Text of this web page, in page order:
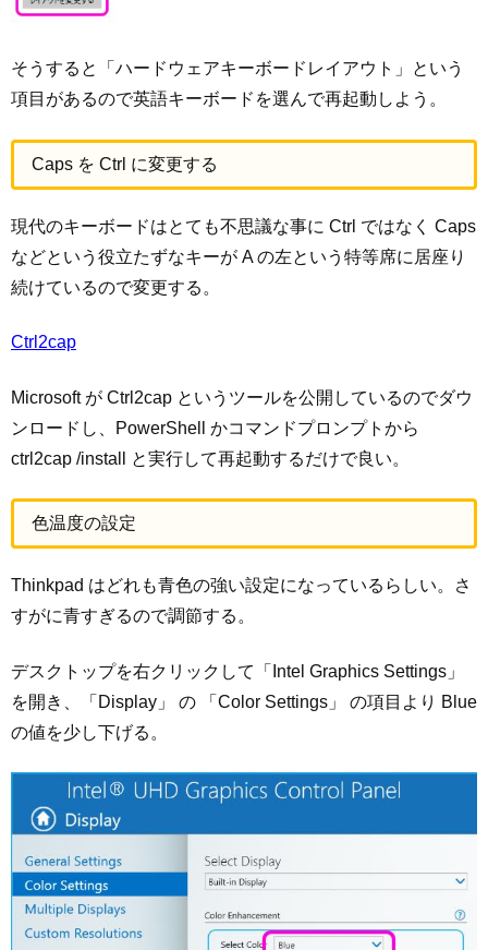
そうすると「ハードウェアキーボードレイアウト」という
項目があるので英語キーボードを選んで再起動しよう。
Caps を Ctrl に変更する
現代のキーボードはとても不思議な事に Ctrl ではなく Caps
などという役立たずなキーが A の左という特等席に居座り
続けているので変更する。
Ctrl2cap
Microsoft が Ctrl2cap というツールを公開しているのでダウ
ンロードし、PowerShell かコマンドプロンプトから
ctrl2cap /install と実行して再起動するだけで良い。
色温度の設定
Thinkpad はどれも青色の強い設定になっているらしい。さ
すがに青すぎるので調節する。
デスクトップを右クリックして「Intel Graphics Settings」
を開き、「Display」 の 「Color Settings」 の項目より Blue
の値を少し下げる。